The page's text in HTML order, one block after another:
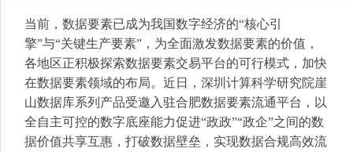
当前，数据要素已成为我国数字经济的“核心引
擎”与“关键生产要素”，为全面激发数据要素的价值，
各地区正积极探索数据要素交易平台的可行模式，加快
在数据要素领域的布局。近日，深圳计算科学研究院崖
山数据库系列产品受邀入驻合肥数据要素流通平台，以
全自主可控的数字底座能力促进“政政”“政企”之间的数
据价值共享互惠，打破数据壁垒，实现数据合规高效流